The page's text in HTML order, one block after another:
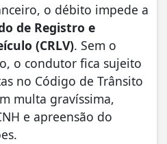
o débito impede a
de Registro e
(CRLV). Sem o
o condutor fica sujeito
no Código de Trânsito
multa gravíssima,
e apreensão do